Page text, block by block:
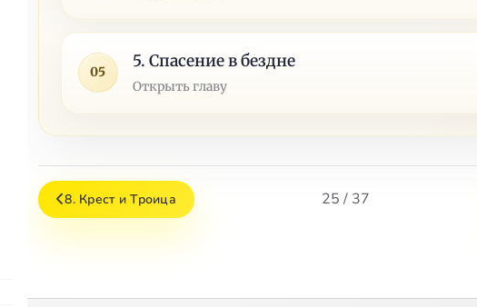
05
5. Спасение в бездне
Открыть главу
8. Крест и Троица 25 / 37